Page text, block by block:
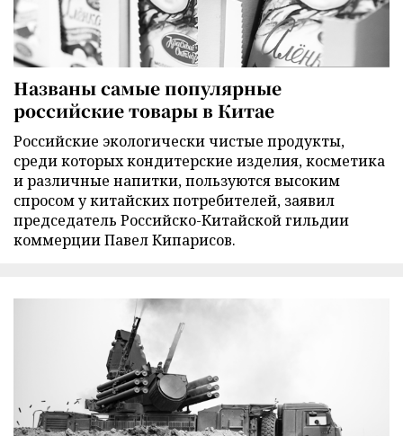
Названы самые популярные
российские товары в Китае
Российские экологически чистые продукты,
среди которых кондитерские изделия, косметика
и различные напитки, пользуются высоким
спросом у китайских потребителей, заявил
председатель Российско-Китайской гильдии
коммерции Павел Кипарисов.